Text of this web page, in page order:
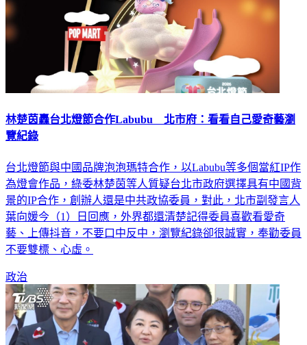
林楚茵轟台北燈節合作Labubu 北市府：看看自己愛奇藝瀏
覽紀錄
台北燈節與中國品牌泡泡瑪特合作，以Labubu等多個當紅IP作
為燈會作品，綠委林楚茵等人質疑台北市政府選擇具有中國背
景的IP合作，創辦人還是中共政協委員，對此，北市副發言人
葉向媛今（1）日回應，外界都還清楚記得委員喜歡看愛奇
藝、上傳抖音，不要口中反中，瀏覽紀錄卻很誠實，奉勸委員
不要雙標、心虛。
政治